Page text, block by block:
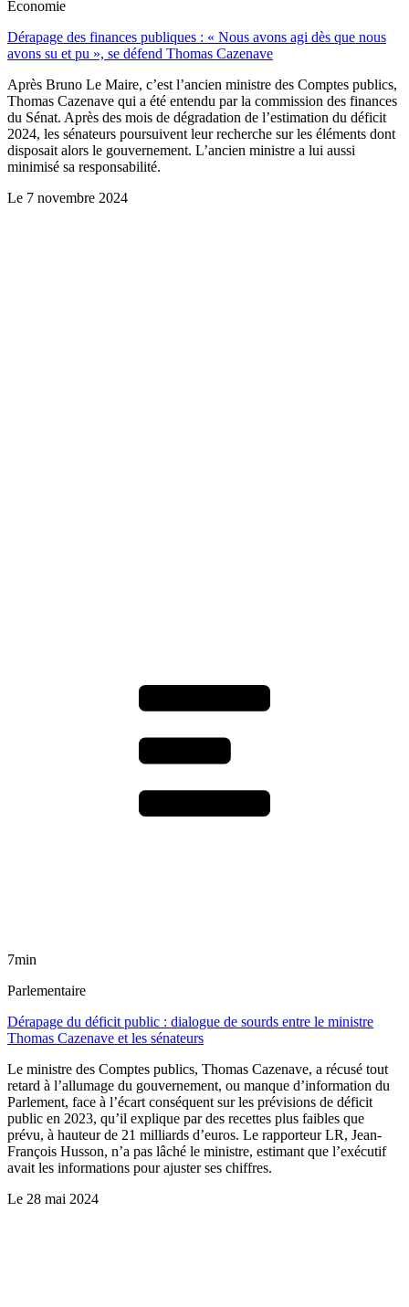
Économie
Dérapage des finances publiques : « Nous avons agi dès que nous
avons su et pu », se défend Thomas Cazenave
Après Bruno Le Maire, c’est l’ancien ministre des Comptes publics,
Thomas Cazenave qui a été entendu par la commission des finances
du Sénat. Après des mois de dégradation de l’estimation du déficit
2024, les sénateurs poursuivent leur recherche sur les éléments dont
disposait alors le gouvernement. L’ancien ministre a lui aussi
minimisé sa responsabilité.
Le 7 novembre 2024
7min
Parlementaire
Dérapage du déficit public : dialogue de sourds entre le ministre
Thomas Cazenave et les sénateurs
Le ministre des Comptes publics, Thomas Cazenave, a récusé tout
retard à l’allumage du gouvernement, ou manque d’information du
Parlement, face à l’écart conséquent sur les prévisions de déficit
public en 2023, qu’il explique par des recettes plus faibles que
prévu, à hauteur de 21 milliards d’euros. Le rapporteur LR, Jean-
François Husson, n’a pas lâché le ministre, estimant que l’exécutif
avait les informations pour ajuster ses chiffres.
Le 28 mai 2024